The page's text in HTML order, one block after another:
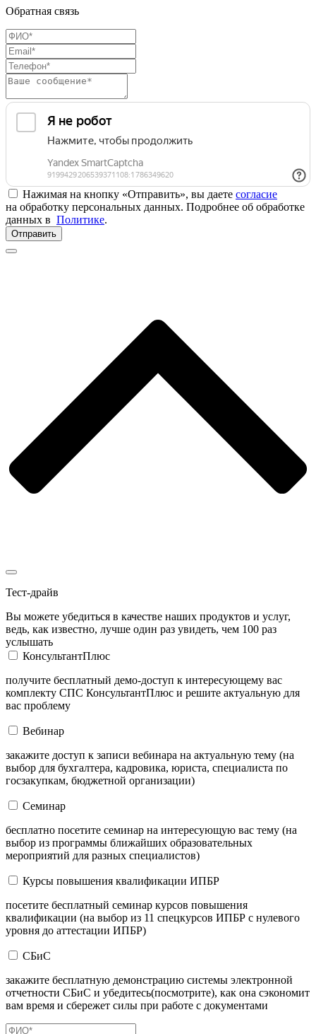
Обратная связь
Нажимая на кнопку «Отправить», вы даете согласие
на обработку персональных данных. Подробнее об обработке
данных в Политике.
Отправить
Тест-драйв
Вы можете убедиться в качестве наших продуктов и услуг,
ведь, как известно, лучше один раз увидеть, чем 100 раз
услышать
КонсультантПлюс
получите бесплатный демо-доступ к интересующему вас
комплекту СПС КонсультантПлюс и решите актуальную для
вас проблему
Вебинар
закажите доступ к записи вебинара на актуальную тему (на
выбор для бухгалтера, кадровика, юриста, специалиста по
госзакупкам, бюджетной организации)
Семинар
бесплатно посетите семинар на интересующую вас тему (на
выбор из программы ближайших образовательных
мероприятий для разных специалистов)
Курсы повышения квалификации ИПБР
посетите бесплатный семинар курсов повышения
квалификации (на выбор из 11 спецкурсов ИПБР с нулевого
уровня до аттестации ИПБР)
СБиС
закажите бесплатную демонстрацию системы электронной
отчетности СБиС и убедитесь(посмотрите), как она сэкономит
вам время и сбережет силы при работе с документами